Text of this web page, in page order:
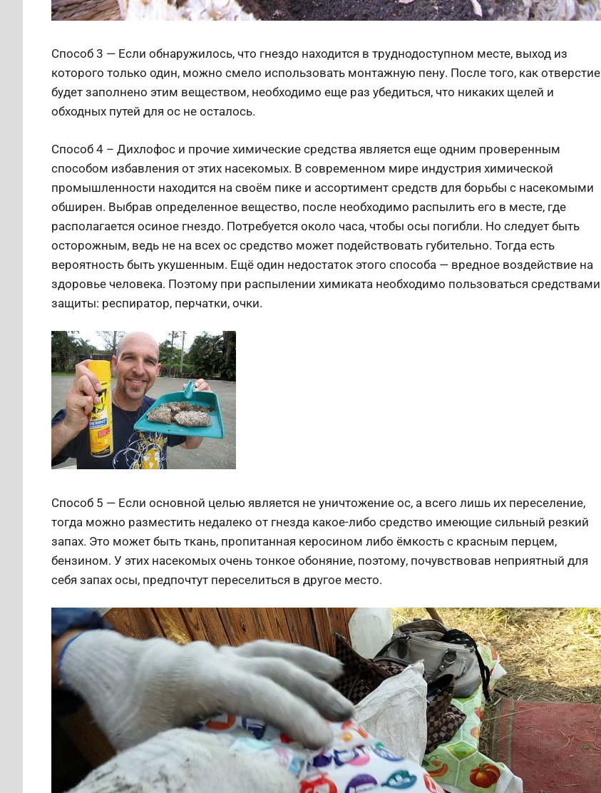
Способ 3 — Если обнаружилось, что гнездо находится в труднодоступном месте, выход из
которого только один, можно смело использовать монтажную пену. После того, как отверстие
будет заполнено этим веществом, необходимо еще раз убедиться, что никаких щелей и
обходных путей для ос не осталось.
Способ 4 – Дихлофос и прочие химические средства является еще одним проверенным
способом избавления от этих насекомых. В современном мире индустрия химической
промышленности находится на своём пике и ассортимент средств для борьбы с насекомыми
обширен. Выбрав определенное вещество, после необходимо распылить его в месте, где
располагается осиное гнездо. Потребуется около часа, чтобы осы погибли. Но следует быть
осторожным, ведь не на всех ос средство может подействовать губительно. Тогда есть
вероятность быть укушенным. Ещё один недостаток этого способа — вредное воздействие на
здоровье человека. Поэтому при распылении химиката необходимо пользоваться средствами
защиты: респиратор, перчатки, очки.
Способ 5 — Если основной целью является не уничтожение ос, а всего лишь их переселение,
тогда можно разместить недалеко от гнезда какое-либо средство имеющие сильный резкий
запах. Это может быть ткань, пропитанная керосином либо ёмкость с красным перцем,
бензином. У этих насекомых очень тонкое обоняние, поэтому, почувствовав неприятный для
себя запах осы, предпочтут переселиться в другое место.